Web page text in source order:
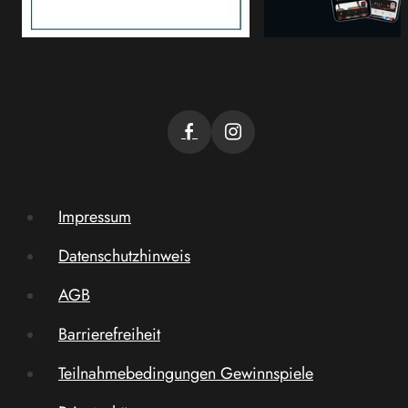
Impressum
Datenschutzhinweis
AGB
Barrierefreiheit
Teilnahmebedingungen Gewinnspiele